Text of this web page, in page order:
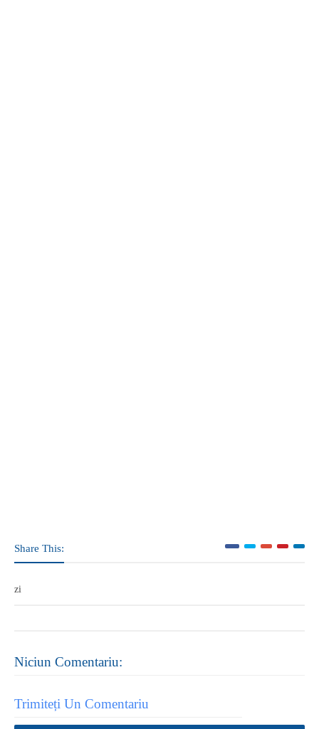
Share This:
zi
Niciun Comentariu:
Trimiteți Un Comentariu